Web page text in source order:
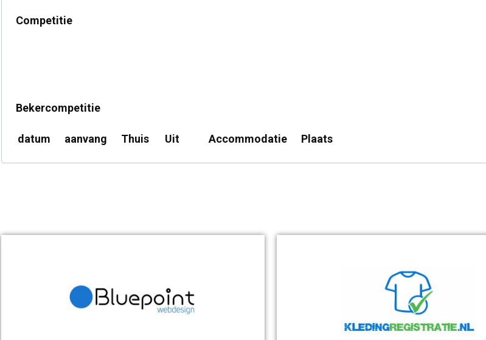
Competitie
Bekercompetitie
datum aanvang Thuis Uit Accommodatie Plaats